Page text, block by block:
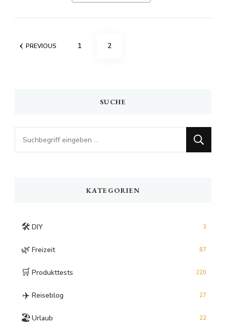
Seitennummerierung
PREVIOUS PAGE
1 PAGE
2
SUCHE
Looking
for
KATEGORIEN
🛠️ DIY 3
🌿 Freizeit 87
🛒 Produkttests 220
✈️ Reiseblog 27
🏖️Urlaub 22